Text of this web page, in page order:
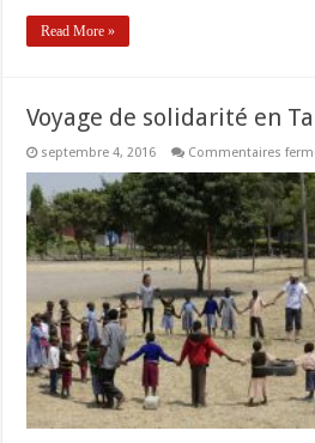
Read More »
Voyage de solidarité en
septembre 4, 2016 Commentaires